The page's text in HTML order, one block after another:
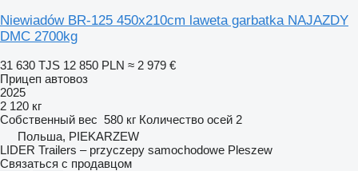
Niewiadów BR-125 450x210cm laweta garbatka NAJAZDY
DMC 2700kg
31 630 TJS 12 850 PLN ≈ 2 979 €
Прицеп автовоз
2025
2 120 кг
Собственный вес 580 кг Количество осей 2
Польша, PIEKARZEW
LIDER Trailers – przyczepy samochodowe Pleszew
Связаться с продавцом